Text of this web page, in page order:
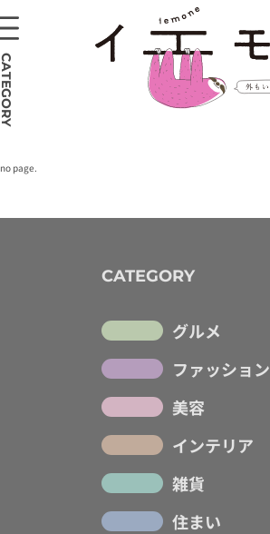
no page.
CATEGORY
グルメ
ファッション
美容
インテリア
雑貨
住まい